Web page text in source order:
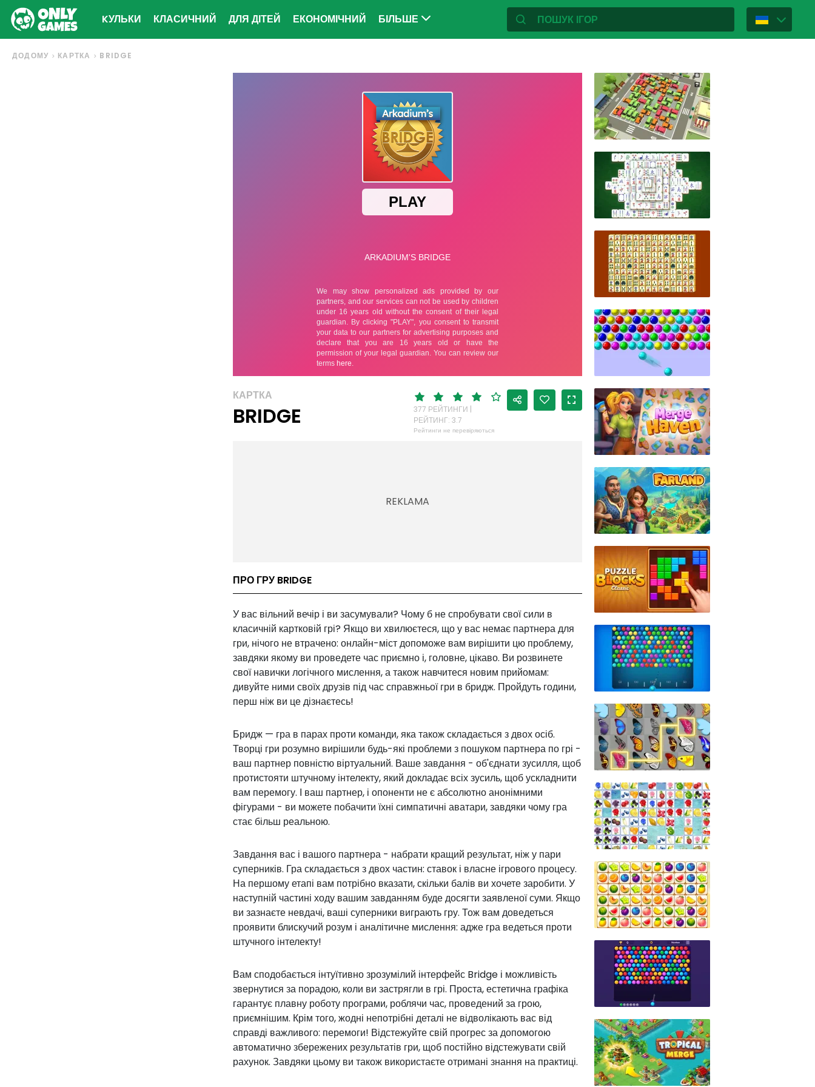
KУЛЬКИ КЛАСИЧНИЙ ДЛЯ ДІТЕЙ ЕКОНОМІЧНИЙ БІЛЬШЕ
ДОДОМУ КАРТКА BRIDGE
КАРТКА
BRIDGE
377 РЕЙТИНГИ |
РЕЙТИНГ: 3.7
Рейтинги не перевіряються
ПРО ГРУ BRIDGE
У вас вільний вечір і ви засумували? Чому б не спробувати свої сили в
класичній картковій грі? Якщо ви хвилюєтеся, що у вас немає партнера для
гри, нічого не втрачено: онлайн-міст допоможе вам вирішити цю проблему,
завдяки якому ви проведете час приємно і, головне, цікаво. Ви розвинете
свої навички логічного мислення, а також навчитеся новим прийомам:
дивуйте ними своїх друзів під час справжньої гри в бридж. Пройдуть години,
перш ніж ви це дізнаєтесь!
Бридж — гра в парах проти команди, яка також складається з двох осіб.
Творці гри розумно вирішили будь-які проблеми з пошуком партнера по грі -
ваш партнер повністю віртуальний. Ваше завдання - об'єднати зусилля, щоб
протистояти штучному інтелекту, який докладає всіх зусиль, щоб ускладнити
вам перемогу. І ваш партнер, і опоненти не є абсолютно анонімними
фігурами - ви можете побачити їхні симпатичні аватари, завдяки чому гра
стає більш реальною.
Завдання вас і вашого партнера - набрати кращий результат, ніж у пари
суперників. Гра складається з двох частин: ставок і власне ігрового процесу.
На першому етапі вам потрібно вказати, скільки балів ви хочете заробити. У
наступній частині ходу вашим завданням буде досягти заявленої суми. Якщо
ви зазнаєте невдачі, ваші суперники виграють гру. Тож вам доведеться
проявити блискучий розум і аналітичне мислення: адже гра ведеться проти
штучного інтелекту!
Вам сподобається інтуїтивно зрозумілий інтерфейс Bridge і можливість
звернутися за порадою, коли ви застрягли в грі. Проста, естетична графіка
гарантує плавну роботу програми, роблячи час, проведений за грою,
приємнішим. Крім того, жодні непотрібні деталі не відволікають вас від
справді важливого: перемоги! Відстежуйте свій прогрес за допомогою
автоматично збережених результатів гри, щоб постійно відстежувати свій
рахунок. Завдяки цьому ви також використаєте отримані знання на практиці.